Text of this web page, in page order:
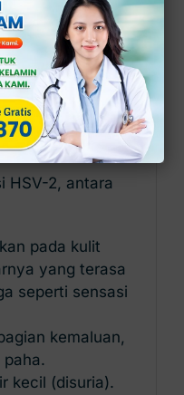
harus Anda
di bibir.
benjolan kecil,
area mulut.
sangat nyeri.
HSV-2, antara
pada kulit
yang terasa
seperti sensasi
kemaluan,
paha.
kecil (disuria).